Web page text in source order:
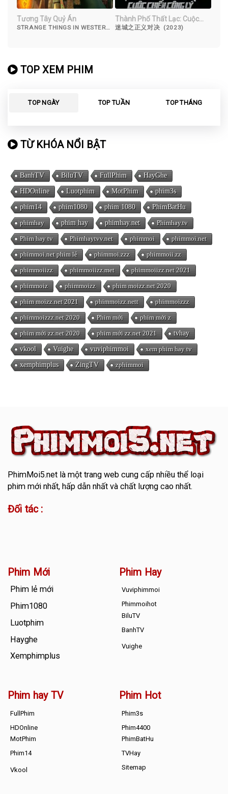
Tương Tây Quỷ Án
STRANGE THINGS IN WESTERN
Thành Phố Thất Lạc: Cuộc
Chiến Công Lý
迷城之正义对决 (2023)
TOP XEM PHIM
TOP NGÀY TOP TUẦN TOP THÁNG
TỪ KHÓA NỔI BẬT
BanhTV BiluTV FullPhim HayGhe
HDOnline Luotphim MotPhim phim3s
phim14 phim1080 phim 1080 PhimBatHu
phimhay phim hay phimhay.net Phimhay.tv
Phim hay tv Phimhaytvv.net phimmoi phimmoi.net
phimmoi.net phim lẻ phimmoi.zzz phimmoii.zz
phimmoiizz phimmoiizz.met phimmoiizz.net 2021
phimmoiz phimmoizz phim moizz.net 2020
phim moizz.net 2021 phimmoizz.nett phimmoizzz
phimmoizzz.net 2020 Phim mới phim mới z
phim mới zz.net 2020 phim mới zz.net 2021 tvhay
vkool Vuighe vuviphimmoi xem phim hay tv
xemphimplus ZingTV zphimmoi
PhimMoi5.netlà một trang web cung cấp nhiều thể loại
phim mới nhất, hấp dẫn nhất và chất lượng cao nhất.
Đối tác :
Phim Mới
Phim lẻ mới
Phim1080
Luotphim
Hayghe
Xemphimplus
Phim Hay
Vuviphimmoi
Phimmoihot
BiluTV
BanhTV
Vuighe
Phim hay TV
FullPhim
HDOnline
MotPhim
Phim14
Vkool
Phim Hot
Phim3s
Phim4400
PhimBatHu
TVHay
Sitemap